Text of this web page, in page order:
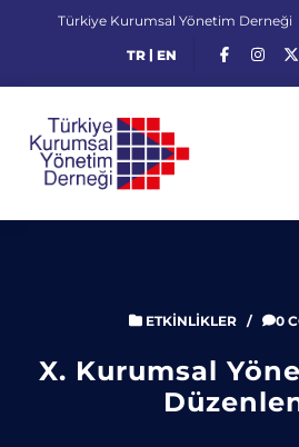
Türkiye Kurumsal Yönetim Derneği
TR| EN
ETKINLIKLER/ 0
X. Kurumsal